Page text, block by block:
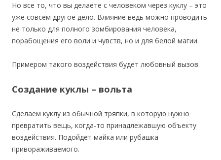
Но все то, что вы делаете с человеком через куклу – это
уже совсем другое дело. Влияние ведь можно проводить
не только для полного зомбирования человека,
порабощения его воли и чувств, но и для белой магии.
Примером такого воздействия будет любовный вызов.
Создание куклы – вольта
Сделаем куклу из обычной тряпки, в которую нужно
превратить вещь, когда-то принадлежавшую объекту
воздействия. Подойдет майка или рубашка
привораживаемого.